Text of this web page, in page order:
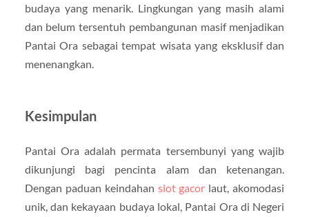
budaya yang menarik. Lingkungan yang masih alami
dan belum tersentuh pembangunan masif menjadikan
Pantai Ora sebagai tempat wisata yang eksklusif dan
menenangkan.
Kesimpulan
Pantai Ora adalah permata tersembunyi yang wajib
dikunjungi bagi pencinta alam dan ketenangan.
Dengan paduan keindahan slot gacor laut, akomodasi
unik, dan kekayaan budaya lokal, Pantai Ora di Negeri